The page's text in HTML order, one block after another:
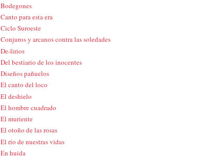
Bodegones
Canto para esta era
Ciclo Suroeste
Conjuros y arcanos contra las soledades
De-lirios
Del bestiario de los inocentes
Diseños pañuelos
El canto del loco
El deshielo
El hombre cuadrado
El muriente
El otoño de las rosas
El río de nuestras vidas
En huida